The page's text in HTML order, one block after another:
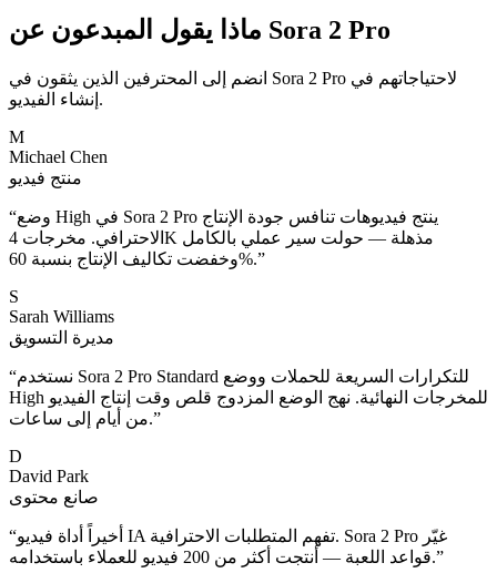
ماذا يقول المبدعون عن Sora 2 Pro
انضم إلى المحترفين الذين يثقون في Sora 2 Pro لاحتياجاتهم في
إنشاء الفيديو.
M
Michael Chen
منتج فيديو
“وضع High في Sora 2 Pro ينتج فيديوهات تنافس جودة الإنتاج
الاحترافي. مخرجات 4K مذهلة — حولت سير عملي بالكامل
وخفضت تكاليف الإنتاج بنسبة 60%.”
S
Sarah Williams
مديرة التسويق
“نستخدم Sora 2 Pro Standard للتكرارات السريعة للحملات ووضع
High للمخرجات النهائية. نهج الوضع المزدوج قلص وقت إنتاج الفيديو
من أيام إلى ساعات.”
D
David Park
صانع محتوى
“أخيراً أداة فيديو IA تفهم المتطلبات الاحترافية. Sora 2 Pro غيّر
قواعد اللعبة — أنتجت أكثر من 200 فيديو للعملاء باستخدامه.”